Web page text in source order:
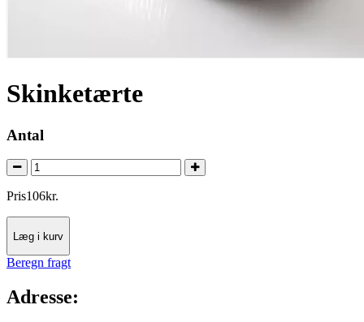
Skinketærte
Antal
Pris106kr.
Læg i kurv
Beregn fragt
Adresse: